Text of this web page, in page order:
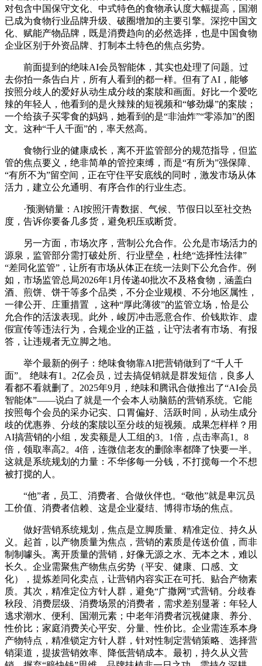
对包含中国保守文化、中式特色的食物承认度大幅提高，国潮
已成为食物行业品牌升级、破圈增加的主要引擎。深挖中国文
化、赋能产物品牌，既是消费趋向的必然选择，也是中国食物
企业区别于外资品牌、打制本土特色的焦点劣势。
前面提到的绝味AI会员智能体，其实也处理了问题。过
去你拍一条告白片，所有人看到的都一样。但有了AI，能够
按照分歧人的爱好从动生成分歧的案牍和画面。好比一个爱吃
辣的年轻人，他看到的是火辣辣的短视频和“够劲爆”的案牍；
一个给孩子买零食的妈妈，她看到的是“非油炸”“零添加”的图
文。这种“千人千面”的，率天然高。
食物行业的健康成长，离不开监管部分的规范指导，但监
管的焦点要义，绝非简单的管控束缚，而是“有所为”强保障、
“有所不为”留空间，正在守住平安底线的同时，激发市场从体
活力，建立公允通明、有序合作的行业生态。
·预测销量：AI按照汗青数据、气候、节假日以至社交热
度，告诉你要备几多货，避免积压或断货。
另一方面，市场次序，营制公允合作。公允是市场活力的
源泉，监管部分需打破处所、行业壁垒，杜绝“选择性法律”
“差同化监管”，让所有市场从体正在统一法则下公允合作。例
如，市场监管总局2026年1月传递40批次不及格食物，涵盖白
酒、煎饼、饼干等多个品类，不分企业规模、不分地区属性，
一律公开、庄重措置 ，这种“厚此薄彼”的监管立场，恰是公
允合作的活泼表现。此外，峻厉冲击恶意合作、价钱欺诈、虚
假宣传等违法行为，合规企业的正益，让守法者有市场、有报
答，让违规者无立脚之地。
举个最新的例子：绝味食物靠AI把营销做到了“千人千
面”。 绝味有1。2亿会员，过去搞促销就是群发短信，良多人
看都不看就删了。2025年9月，绝味和腾讯合做推出了“AI会员
智能体”——说白了就是一个会本人动脑筋的营销系统。它能
按照每个会员的采办记实、口胃偏好、活跃时间，从动生成分
歧的优惠券、分歧的案牍以至分歧的短视频。成果怎样样？用
AI搞营销的小组，发卖额是人工组的3。1倍，点击率高1。8
倍，领取率高2。4倍，连微信老友的删除率都降了快要一半。
这就是系统规划的力量：不华侈每一分钱，不打搅每一个不想
被打搅的人。
“他”者，员工、消费者、合做伙伴也。“敬他”就是卑沉员
工价值、消费者信赖、这是企业凝结、博得市场的焦点。
做好营销系统规划，焦点是立脚质量、精准定位、持久从
义。起首，以产物质量为焦点，营销的素质是传送价值，而非
制制噱头。离开质量的营销，好像无源之水、无本之木，难以
长久。企业需聚焦产物焦点劣势（平安、健康、口感、文
化），提炼差同化卖点，让营销内容实正在可托、贴合产物素
质。其次，精准定位方针人群，避免“广撒网”式营销。分歧春
秋段、消费层级、消费场景的消费者，需求差别显著：年轻人
逃求潮水、便利、国潮元素；中老年消费者沉视健康、养分、
性价比；家庭消费关心平安、分量、性价比。企业需连系本身
产物特点，精准锁定方针人群，针对性制定营销策略、选择营
销渠道，提拔营销效率、降低营销成本。最初，持久从义营